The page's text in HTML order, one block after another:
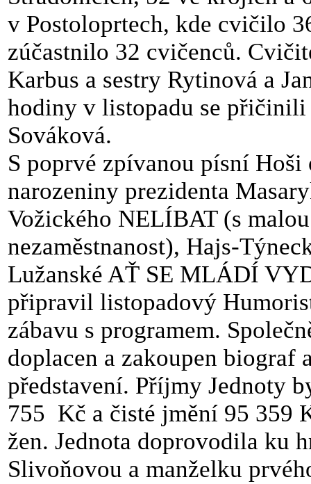
v Postoloprtech, kde cvičilo
zúčastnilo 32 cvičenců.
Karbus a sestry Rytinová a
hodiny v listopadu se přičinili
Sováková.
S poprvé zpívanou písní
narozeniny prezidenta
Vožického NELÍBAT (s
nezaměstnanost), Hajs-
Lužanské AŤ SE MLÁDÍ
připravil listopadový
zábavu s programem.
doplacen a zakoupen biograf
představení. Příjmy Jednoty
755 Kč a čisté jmění 95 359
žen. Jednota doprovodila ku
Slivoňovou a manželku